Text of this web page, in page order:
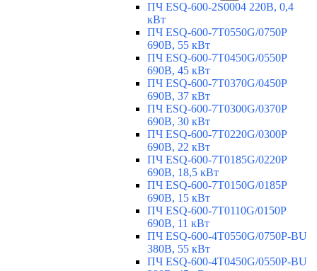
ПЧ ESQ-600-2S0004 220В, 0,4
кВт
ПЧ ESQ-600-7T0550G/0750P
690В, 55 кВт
ПЧ ESQ-600-7T0450G/0550P
690В, 45 кВт
ПЧ ESQ-600-7T0370G/0450P
690В, 37 кВт
ПЧ ESQ-600-7T0300G/0370P
690В, 30 кВт
ПЧ ESQ-600-7T0220G/0300P
690В, 22 кВт
ПЧ ESQ-600-7T0185G/0220P
690В, 18,5 кВт
ПЧ ESQ-600-7T0150G/0185P
690В, 15 кВт
ПЧ ESQ-600-7T0110G/0150P
690В, 11 кВт
ПЧ ESQ-600-4T0550G/0750P-BU
380В, 55 кВт
ПЧ ESQ-600-4T0450G/0550P-BU